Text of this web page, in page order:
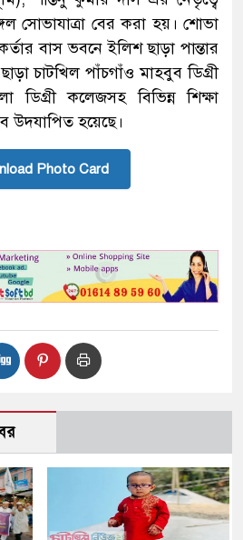
সোভাযাত্রা বের করা হয়। শোভা
বাস ভবনে ইলিশ ছাড়া পান্তার
চাটখিল পাঁচগাঁও মাহবুব ডিগ্রী
ডিগ্রী কলেজসহ বিভিন্ন শিক্ষা
উদযাপিত হয়েছে।
Photo Card